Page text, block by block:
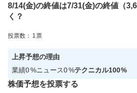
8/14(金)の終値は7/31(金)の終値（
く？
投票数： 1 票
上昇予想の理由
業績0%ニュース0%テクニカル100%
株価予想を投票する